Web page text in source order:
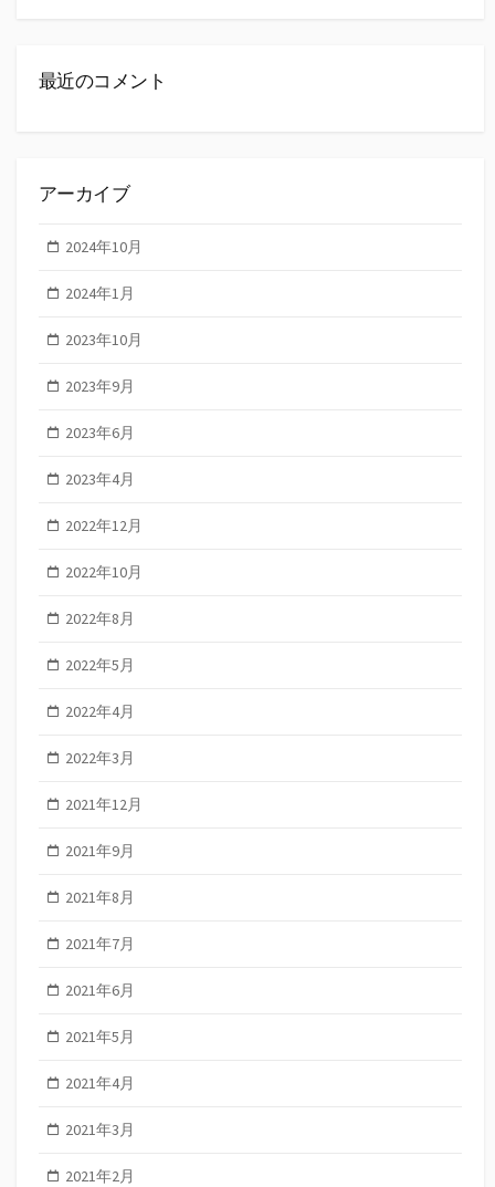
最近のコメント
アーカイブ
2024年10月
2024年1月
2023年10月
2023年9月
2023年6月
2023年4月
2022年12月
2022年10月
2022年8月
2022年5月
2022年4月
2022年3月
2021年12月
2021年9月
2021年8月
2021年7月
2021年6月
2021年5月
2021年4月
2021年3月
2021年2月